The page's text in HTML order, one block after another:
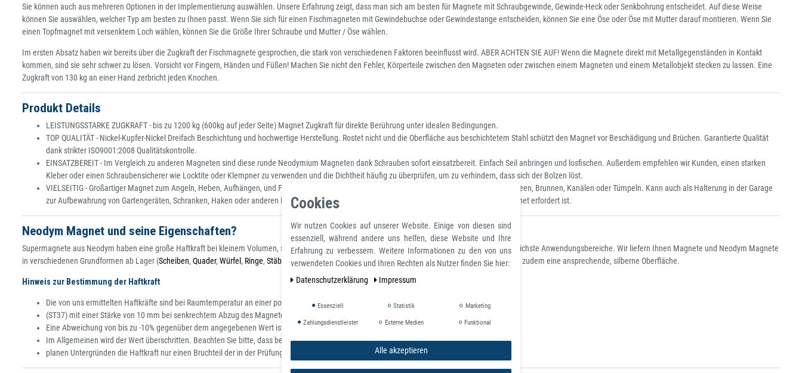
Sie können auch aus mehreren Optionen in der Implementierung auswählen. Unsere Erfahrung zeigt, dass man sich am besten für Magnete mit Schraubgewinde, Gewinde-Heck oder Senkbohrung entscheidet. Auf diese Weise
können Sie auswählen, welcher Typ am besten zu Ihnen passt. Wenn Sie sich für einen Fischmagneten mit Gewindebuchse oder Gewindestange entscheiden, können Sie eine Öse oder Öse mit Mutter darauf montieren. Wenn Sie
einen Topfmagnet mit versenktem Loch wählen, können Sie die Größe Ihrer Schraube und Mutter / Öse wählen.
Im ersten Absatz haben wir bereits über die Zugkraft der Fischmagnete gesprochen, die stark von verschiedenen Faktoren beeinflusst wird. ABER ACHTEN SIE AUF! Wenn die Magnete direkt mit Metallgegenständen in Kontakt
kommen, sind sie sehr schwer zu lösen. Vorsicht vor Fingern, Händen und Füßen! Machen Sie nicht den Fehler, Körperteile zwischen den Magneten oder zwischen einem Magneten und einem Metallobjekt stecken zu lassen. Eine
Zugkraft von 130 kg an einer Hand zerbricht jeden Knochen.
Produkt Details
LEISTUNGSSTARKE ZUGKRAFT - bis zu 1200 kg (600kg auf jeder Seite) Magnet Zugkraft für direkte Berührung unter idealen Bedingungen.
TOP QUALITÄT - Nickel-Kupfer-Nickel Dreifach Beschichtung und hochwertige Herstellung. Rostet nicht und die Oberfläche aus beschichtetem Stahl schützt den Magnet vor Beschädigung und Brüchen. Garantierte Qualität
dank strikter ISO9001:2008 Qualitätskontrolle.
EINSATZBEREIT - Im Vergleich zu anderen Magneten sind diese runde Neodymium Magneten dank Schrauben sofort einsatzbereit. Einfach Seil anbringen und losfischen. Außerdem empfehlen wir Kunden, einen starken
Kleber oder einen Schraubensicherer wie Locktite oder Klempner zu verwenden und die Dichtheit häufig zu überprüfen, um zu verhindern, dass sich der Bolzen löst.
VIELSEITIG - Großartiger Magnet zum Angeln, Heben, Aufhängen, und Festhalten. Viel Spaß beim Suchen von verlorenen Schätzen in Flüssen, Seen, Brunnen, Kanälen oder Tümpeln. Kann auch als Halterung in der Garage
zur Aufbewahrung von Gartengeräten, Schranken, Haken oder anderen Dingen verwendet werden – wo auch immer ein unglaublich starker Magnet erfordert ist.
Neodym Magnet und seine Eigenschaften?
Supermagnete aus Neodym haben eine große Haftkraft bei kleinem Volumen, sie ermöglichen so neue technische Lösungen und eröffnen unterschiedlichste Anwendungsbereiche. Wir liefern Ihnen Magnete und Neodym Magnete
in verschiedenen Grundformen ab Lager (Scheiben, Quader, Würfel , Ringe, Stäbe undKugeln). Durch ihre Nickel-Kupfer-Nickel-Beschichtung erhalten sie zudem eine ansprechende, silberne Oberfläche.
Hinweis zur Bestimmung der Haftkraft
Die von uns ermittelten Haftkräfte sind bei Raumtemperatur an einer polierten Platte aus Stahl S235JR
(ST37) mit einer Stärke von 10 mm bei senkrechtem Abzug des Magneten bestimmt worden (1kg~10N).
Eine Abweichung von bis zu -10% gegenüber dem angegebenen Wert ist in Ausnahmefällen möglich.
Im Allgemeinen wird der Wert überschritten. Beachten Sie bitte, dass bei dünneren, lackierten und nicht absolut
planen Untergründen die Haftkraft nur einen Bruchteil der in der Prüfung bestimmten Werte beträgt!
Cookies
Wir nutzen Cookies auf unserer Website. Einige von diesen sind
essenziell, während andere uns helfen, diese Website und Ihre
Erfahrung zu verbessern. Weitere Informationen zu den von uns
verwendeten Cookies und Ihren Rechten als Nutzer finden Sie hier:
Daten­schutz­erklärung
Impressum
Essenziell Statistik Marketing
Zahlungsdienstleister Externe Medien Funktional
Alle akzeptieren